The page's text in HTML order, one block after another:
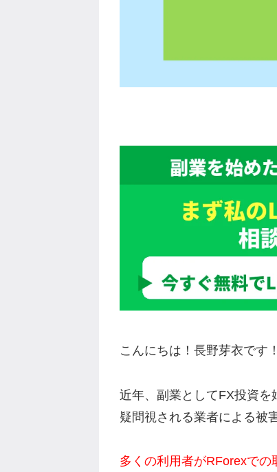
こんにちは！長野芽衣です！
近年、副業としてFX投資
疑問視される業者による被
多くの利用者がRForexで